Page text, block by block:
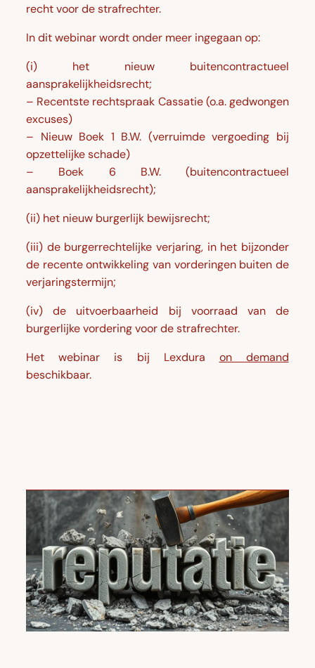
recht voor de strafrechter.
In dit webinar wordt onder meer ingegaan op:
(i) het nieuw buitencontractueel
aansprakelijkheidsrecht;
– Recentste rechtspraak Cassatie (o.a. gedwongen
excuses)
– Nieuw Boek 1 B.W. (verruimde vergoeding bij
opzettelijke schade)
– Boek 6 B.W. (buitencontractueel
aansprakelijkheidsrecht);
(ii) het nieuw burgerlijk bewijsrecht;
(iii) de burgerrechtelijke verjaring, in het bijzonder
de recente ontwikkeling van vorderingen buiten de
verjaringstermijn;
(iv) de uitvoerbaarheid bij voorraad van de
burgerlijke vordering voor de strafrechter.
Het webinar is bij Lexdura on demand
beschikbaar.